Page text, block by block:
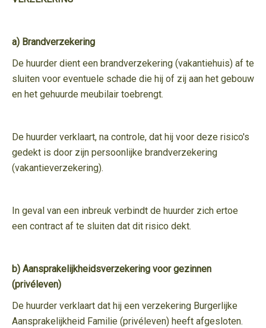
a) Brandverzekering
De huurder dient een brandverzekering (vakantiehuis) af te
sluiten voor eventuele schade die hij of zij aan het gebouw
en het gehuurde meubilair toebrengt.
De huurder verklaart, na controle, dat hij voor deze risico's
gedekt is door zijn persoonlijke brandverzekering
(vakantieverzekering).
In geval van een inbreuk verbindt de huurder zich ertoe
een contract af te sluiten dat dit risico dekt.
b) Aansprakelijkheidsverzekering voor gezinnen
(privéleven)
De huurder verklaart dat hij een verzekering Burgerlijke
Aansprakelijkheid Familie (privéleven) heeft afgesloten.